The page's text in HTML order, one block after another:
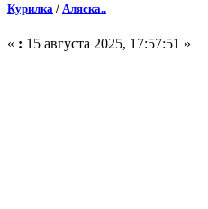
Курилка / Аляска..
« : 15 августа 2025, 17:57:51 »